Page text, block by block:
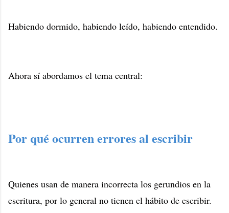
Habiendo dormido, habiendo leído, habiendo entendido.
Ahora sí abordamos el tema central:
Por qué ocurren errores al escribir
Quienes usan de manera incorrecta los gerundios en la
escritura, por lo general no tienen el hábito de escribir.